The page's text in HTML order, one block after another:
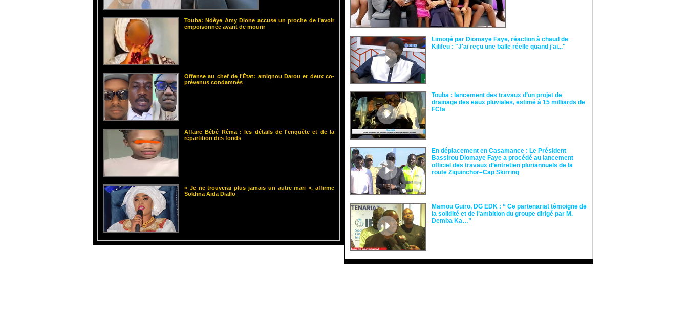
Touba: Ndèye Amy Dione accuse un proche de l’avoir
empoisonnée avant de mourir
Offense au chef de l'État: amignou Darou et deux co-
prévenus condamnés
Affaire Bébé Réma : les détails de l'enquête et de la
répartition des fonds
« Je ne trouverai plus jamais un autre mari », affirme
Sokhna Aïda Diallo
Limogé par Diomaye Faye, réaction à chaud de
Kilifeu : "J'ai reçu une balle réelle quand j'ai..."
Touba : lancement des travaux d’un projet de
drainage des eaux pluviales, estimé à 15 milliards de
FCfa ‎
En déplacement en Casamance : Le Président
Bassirou Diomaye Faye a procédé au lancement
officiel des travaux d’entretien pluriannuels de la
route Ziguinchor–Cap Skirring
Mamou Guiro, DG EDK : “ Ce partenariat témoigne de
la solidité et de l’ambition du groupe dirigé par M.
Demba Ka…”